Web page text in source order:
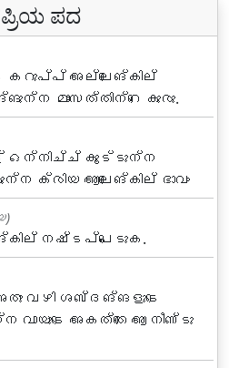
ಪದ
കറുപ്പ്‌ അല്ലെങ്കില്‍
മാംസത്തിന്റെ കുരു.
ഒന്നിച്ച് കൂട്ടുന്ന
ക്രിയ ആലെങ്കില്‍ ഭാവം
നഷ്ടപ്പെടുക.
വഴി ശബ്ദങ്ങളുടെ
വായുടെ അകത്തെ ആ നീണ്ടു